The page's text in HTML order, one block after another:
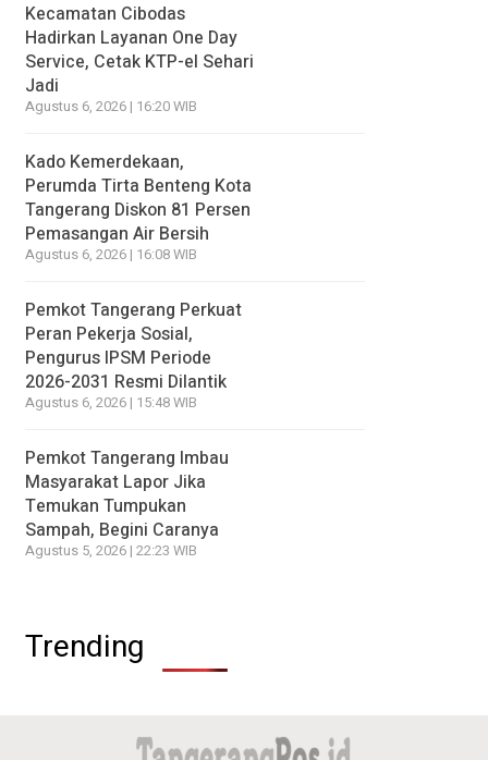
Kecamatan Cibodas
Hadirkan Layanan One Day
Service, Cetak KTP-el Sehari
Jadi
Agustus 6, 2026 | 16:20 WIB
Kado Kemerdekaan,
Perumda Tirta Benteng Kota
Tangerang Diskon 81 Persen
Pemasangan Air Bersih
Agustus 6, 2026 | 16:08 WIB
Pemkot Tangerang Perkuat
Peran Pekerja Sosial,
Pengurus IPSM Periode
2026-2031 Resmi Dilantik
Agustus 6, 2026 | 15:48 WIB
Pemkot Tangerang Imbau
Masyarakat Lapor Jika
Temukan Tumpukan
Sampah, Begini Caranya
Agustus 5, 2026 | 22:23 WIB
Trending